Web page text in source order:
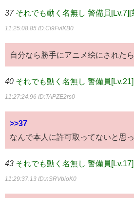
37 それでも動く名無し 警備員[Lv.7][
11:25:08.85 ID:Ct9FvlKB0
自分なら勝手にアニメ絵にされた
40 それでも動く名無し 警備員[Lv.21]
11:27:24.96 ID:TAPZE2rs0
>>37
なんで本人に許可取ってないと思
43 それでも動く名無し 警備員[Lv.17]
11:29:37.13 ID:nSRVbioK0